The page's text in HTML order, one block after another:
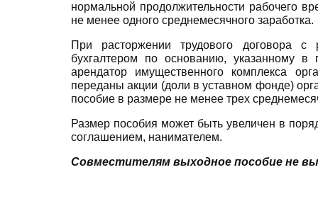
нормальной продолжительности рабочего
не менее одного среднемесячного заработка.
При расторжении трудового договора с
бухгалтером по основанию, указанному
арендатор имущественного комплекса
переданы акции (доли в уставном фонде)
пособие в размере не менее трех
Размер пособия может быть увеличен в
соглашением, нанимателем.
Совместителям выходное пособие не